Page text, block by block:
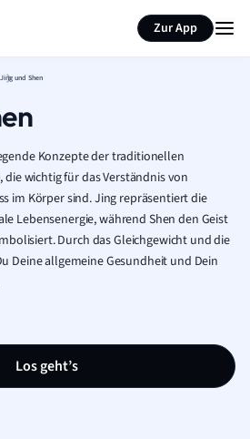
Zur App
Jing und Shen
Konzepte der traditionellen
die wichtig für das Verständnis von
im Körper sind. Jing repräsentiert die
Lebensenergie, während Shen den Geist
Durch das Gleichgewicht und die
Deine allgemeine Gesundheit und Dein
Los geht’s
Seite zusammenfassen